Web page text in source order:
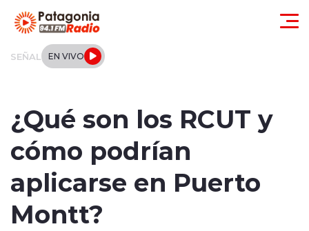
SEÑAL EN VIVO
Regionales
Local
¿Qué son los RCUT y
cómo podrían
aplicarse en Puerto
Montt?